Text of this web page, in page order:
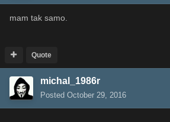
mam tak samo.
Quote
michal_1986r
Posted October 29, 2016